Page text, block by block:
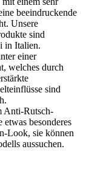
beeindruckende
Unsere
sind
in Italien.
einer
welches durch
sind
Anti-Rutsch-
besonderes
Look, sie können
aussuchen.